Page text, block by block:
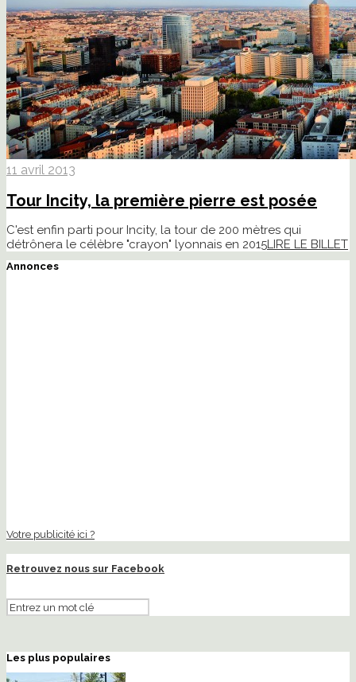
11 avril 2013
Tour Incity, la première pierre est posée
C'est enfin parti pour Incity, la tour de 200 mètres qui
détrônera le célèbre "crayon" lyonnais en 2015LIRE LE BILLET
Annonces
Votre publicité ici ?
Retrouvez nous sur Facebook
Les plus populaires